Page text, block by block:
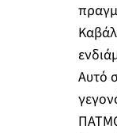
Αυτό